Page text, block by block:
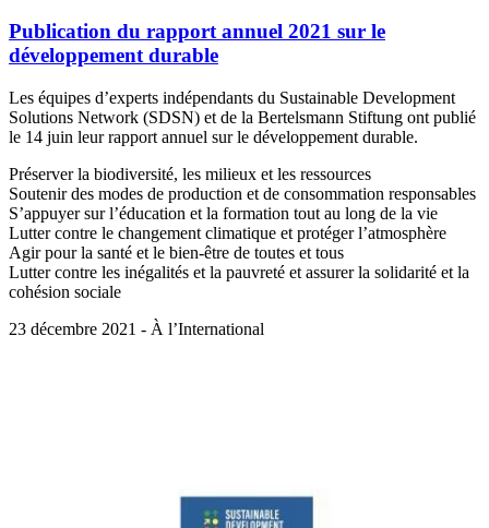
Publication du rapport annuel 2021 sur le
développement durable
Les équipes d’experts indépendants du Sustainable Development
Solutions Network (SDSN) et de la Bertelsmann Stiftung ont publié
le 14 juin leur rapport annuel sur le développement durable.
Préserver la biodiversité, les milieux et les ressources
Soutenir des modes de production et de consommation responsables
S’appuyer sur l’éducation et la formation tout au long de la vie
Lutter contre le changement climatique et protéger l’atmosphère
Agir pour la santé et le bien-être de toutes et tous
Lutter contre les inégalités et la pauvreté et assurer la solidarité et la
cohésion sociale
23 décembre 2021 - À l’International